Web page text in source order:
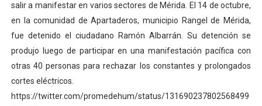
salir a manifestar en varios sectores de Mérida. El 14 de octubre,
en la comunidad de Apartaderos, municipio Rangel de Mérida,
fue detenido el ciudadano Ramón Albarrán. Su detención se
produjo luego de participar en una manifestación pacífica con
otras 40 personas para rechazar los constantes y prolongados
cortes eléctricos.
https://twitter.com/promedehum/status/131690237802568499